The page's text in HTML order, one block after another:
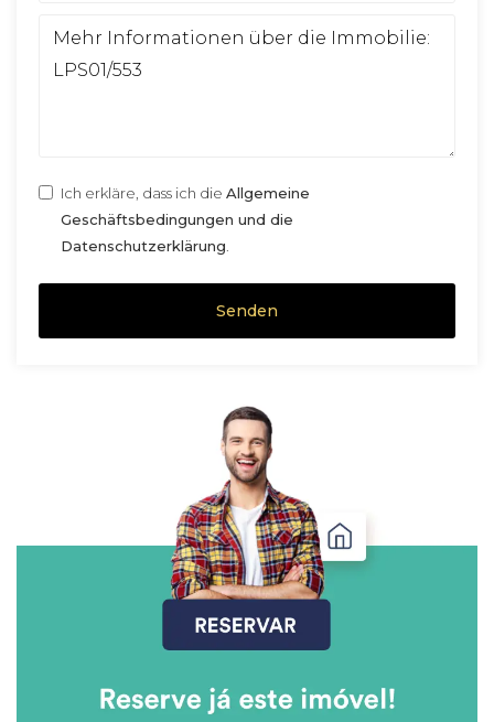
Ich erkläre, dass ich die Allgemeine
Geschäftsbedingungen und die
Datenschutzerklärung
Senden